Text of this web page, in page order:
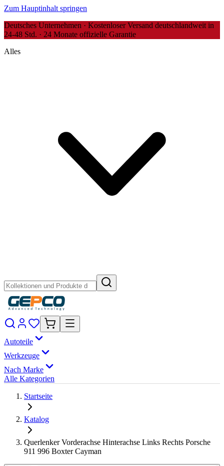
Zum Hauptinhalt springen
Deutsches Unternehmen · Kostenloser Versand deutschlandweit in
24-48 Std. · 24 Monate offizielle Garantie
Alles
Autoteile
Werkzeuge
Nach Marke
Alle Kategorien
Startseite
Katalog
Querlenker Vorderachse Hinterachse Links Rechts Porsche
911 996 Boxter Cayman